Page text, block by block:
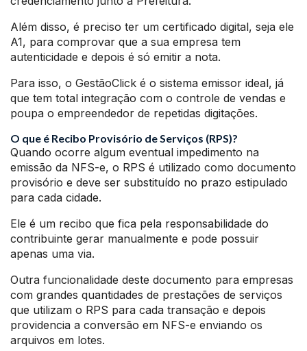
Além disso, é preciso ter um certificado digital, seja ele
A1, para comprovar que a sua empresa tem
autenticidade e depois é só emitir a nota.
Para isso, o GestãoClick é o sistema emissor ideal, já
que tem total integração com o controle de vendas e
poupa o empreendedor de repetidas digitações.
O que é Recibo Provisório de Serviços (RPS)?
Quando ocorre algum eventual impedimento na
emissão da NFS-e, o RPS é utilizado como documento
provisório e deve ser substituído no prazo estipulado
para cada cidade.
Ele é um recibo que fica pela responsabilidade do
contribuinte gerar manualmente e pode possuir
apenas uma via.
Outra funcionalidade deste documento para empresas
com grandes quantidades de prestações de serviços
que utilizam o RPS para cada transação e depois
providencia a conversão em NFS-e enviando os
arquivos em lotes.